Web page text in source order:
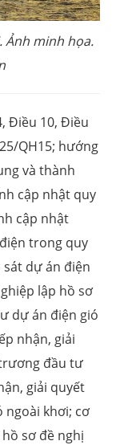
Ảnh minh họa.
Điều 10, Điều
QH15; hướng
và thành
cập nhật quy
cập nhật
trong quy
dự án điện
lập hồ sơ
dự án điện gió
nhận, giải
đầu tư
giải quyết
ngoài khơi; cơ
sơ đề nghị